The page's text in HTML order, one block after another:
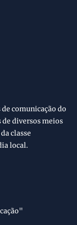
comunicação do
diversos meios
classe
local.